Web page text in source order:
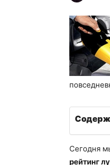
Сегодня
рейтинг